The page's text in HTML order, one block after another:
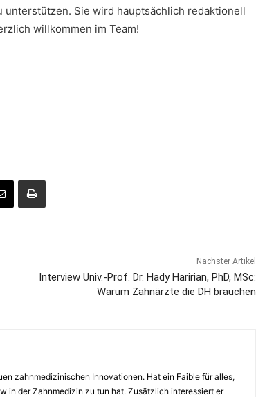
Sie wird hauptsächlich redaktionell
willkommen im Team!
Nächster Artikel
Interview Univ.-Prof. Dr. Hady Haririan, PhD, MSc:
Warum Zahnärzte die DH brauchen
zahnmedizinischen Innovationen. Hat ein Faible für alles,
in der Zahnmedizin zu tun hat. Zusätzlich interessiert er